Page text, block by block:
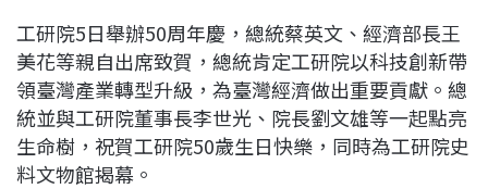
b
o
o
k
a
d
s
e
d
I
n
L
i
n
k
工研院5日舉辦50周年慶，總統蔡英文、經濟部長王
美花等親自出席致賀，總統肯定工研院以科技創新帶
領臺灣產業轉型升級，為臺灣經濟做出重要貢獻。總
統並與工研院董事長李世光、院長劉文雄等一起點亮
生命樹，祝賀工研院50歲生日快樂，同時為工研院史
料文物館揭幕。